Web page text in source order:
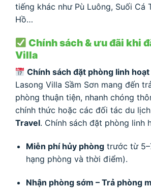
tiếng khác như Pù Luông, Suối Cá
Hồ…
Chính sách & ưu đãi khi
Villa
Chính sách đặt phòng linh hoạt
Lasong Villa Sầm Sơn mang đến
phòng thuận tiện, nhanh chóng
chính thức hoặc các đối tác du
Travel. Chính sách đặt phòng linh
Miễn phí hủy phòngtrước từ
hạng phòng và thời điểm).
Nhận phòng sớm – Trả phòng